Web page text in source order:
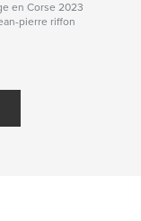
en Corse 2023
pierre riffon